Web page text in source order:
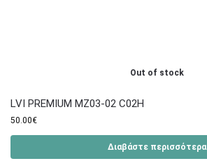
Out of stock
LVI PREMIUM MZ03-02 C02Η
50.00€
Διαβάστε περισσότερα